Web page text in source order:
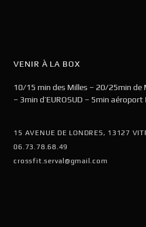
VENIR À LA BOX
10/15 min des Milles – 20/25min de
– 3min d’EUROSUD – 5min
15 AVENUE DE LONDRES, 13127
06.73.78.68.49
crossfit.serval@gmail.com